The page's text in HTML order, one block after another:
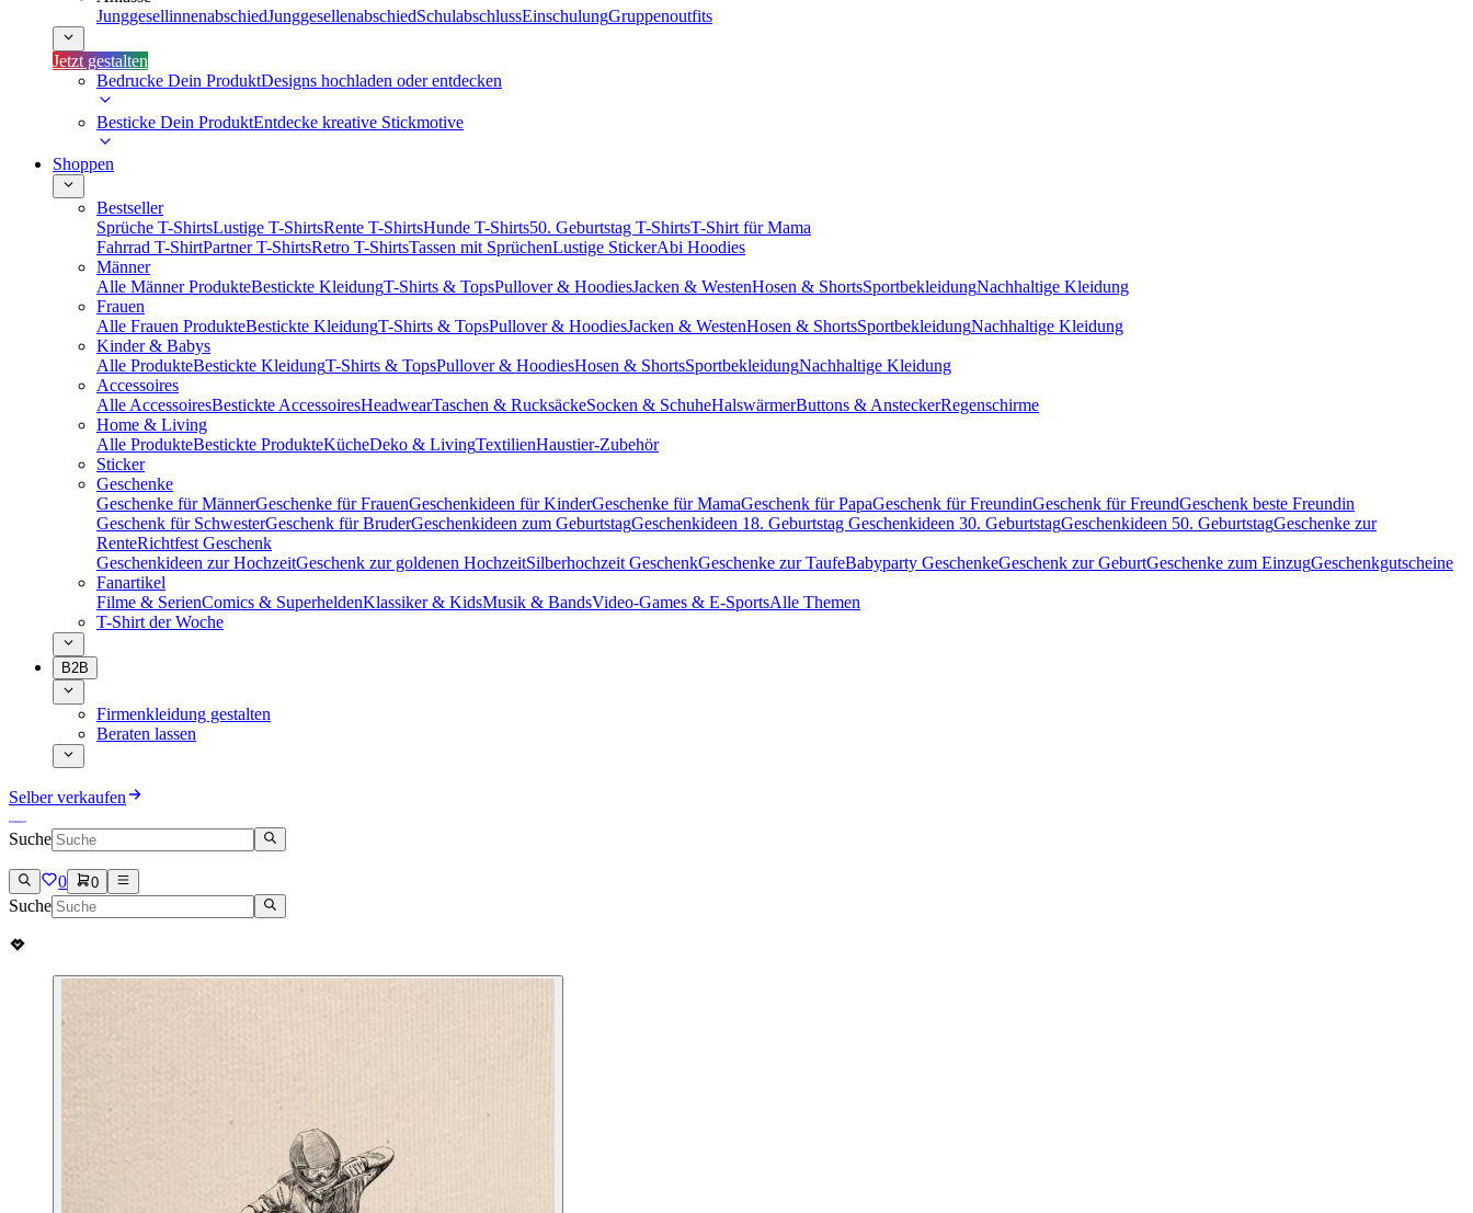
JunggesellinnenabschiedJunggesellenabschiedSchulabschlussEinschulungGruppenoutfits
Jetzt gestalten
Bedrucke Dein ProduktDesigns hochladen oder entdecken
Besticke Dein ProduktEntdecke kreative Stickmotive
Shoppen
Bestseller
Sprüche T-ShirtsLustige T-ShirtsRente T-ShirtsHunde T-Shirts50. Geburtstag T-ShirtsT-Shirt für Mama
Fahrrad T-ShirtPartner T-ShirtsRetro T-ShirtsTassen mit SprüchenLustige StickerAbi Hoodies
Männer
Alle Männer ProdukteBestickte KleidungT-Shirts & TopsPullover & HoodiesJacken & WestenHosen & ShortsSportbekleidungNachhaltige Kleidung
Frauen
Alle Frauen ProdukteBestickte KleidungT-Shirts & TopsPullover & HoodiesJacken & WestenHosen & ShortsSportbekleidungNachhaltige Kleidung
Kinder & Babys
Alle ProdukteBestickte KleidungT-Shirts & TopsPullover & HoodiesHosen & ShortsSportbekleidungNachhaltige Kleidung
Accessoires
Alle AccessoiresBestickte AccessoiresHeadwearTaschen & RucksäckeSocken & SchuheHalswärmerButtons & AnsteckerRegenschirme
Home & Living
Alle ProdukteBestickte ProdukteKücheDeko & LivingTextilienHaustier-Zubehör
Sticker
Geschenke
Geschenke für MännerGeschenke für FrauenGeschenkideen für KinderGeschenke für MamaGeschenk für PapaGeschenk für FreundinGeschenk für FreundGeschenk beste Freundin
Geschenk für SchwesterGeschenk für BruderGeschenkideen zum GeburtstagGeschenkideen 18. Geburtstag Geschenkideen 30. GeburtstagGeschenkideen 50. GeburtstagGeschenke zur
RenteRichtfest Geschenk
Geschenkideen zur HochzeitGeschenk zur goldenen HochzeitSilberhochzeit GeschenkGeschenke zur TaufeBabyparty GeschenkeGeschenk zur GeburtGeschenke zum EinzugGeschenkgutscheine
Fanartikel
Filme & SerienComics & SuperheldenKlassiker & KidsMusik & BandsVideo-Games & E-SportsAlle Themen
T-Shirt der Woche
B2B
Firmenkleidung gestalten
Beraten lassen
Selber verkaufen
Suche
0 0
Suche